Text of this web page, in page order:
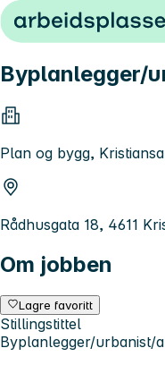
Hopp til innhold
Byplanlegger/
Plan og bygg,
Rådhusgata 18, 4611
Om jobben
Lagre favoritt
Stillingstittel
Byplanlegger/urbanist/